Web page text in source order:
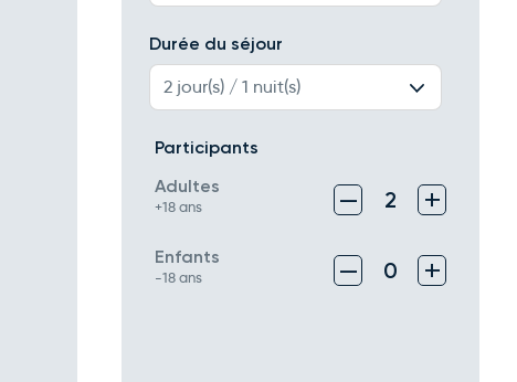
Durée du séjour
2 jour(s) / 1 nuit(s)
Participants
Adultes
+18 ans – 2 +
Enfants
-18 ans – 0 +